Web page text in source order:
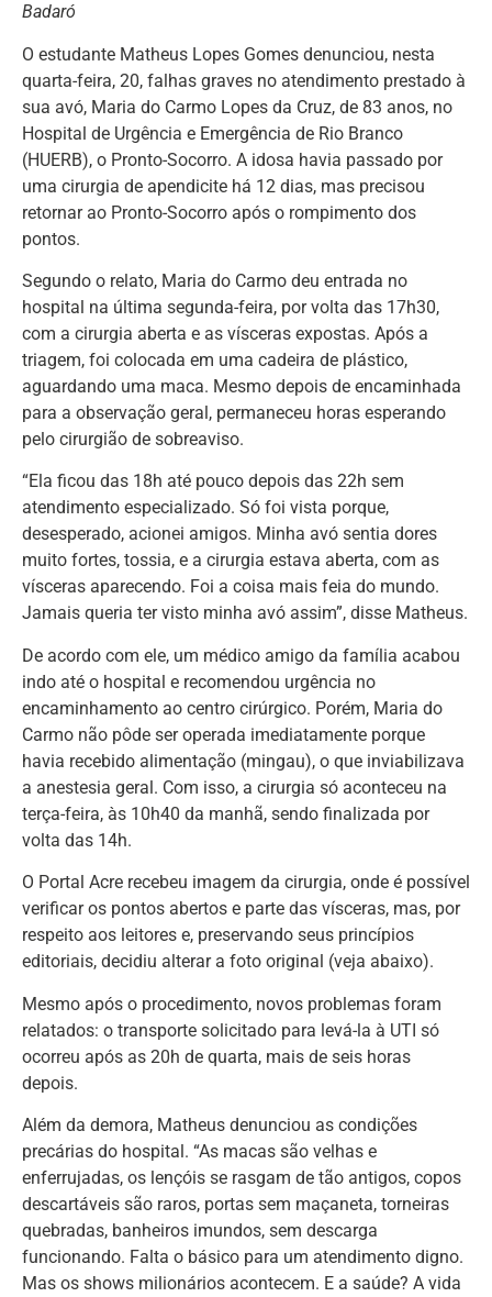
Badaró
O estudante Matheus Lopes Gomes denunciou, nesta
quarta-feira, 20, falhas graves no atendimento prestado à
sua avó, Maria do Carmo Lopes da Cruz, de 83 anos, no
Hospital de Urgência e Emergência de Rio Branco
(HUERB), o Pronto-Socorro. A idosa havia passado por
uma cirurgia de apendicite há 12 dias, mas precisou
retornar ao Pronto-Socorro após o rompimento dos
pontos.
Segundo o relato, Maria do Carmo deu entrada no
hospital na última segunda-feira, por volta das 17h30,
com a cirurgia aberta e as vísceras expostas. Após a
triagem, foi colocada em uma cadeira de plástico,
aguardando uma maca. Mesmo depois de encaminhada
para a observação geral, permaneceu horas esperando
pelo cirurgião de sobreaviso.
“Ela ficou das 18h até pouco depois das 22h sem
atendimento especializado. Só foi vista porque,
desesperado, acionei amigos. Minha avó sentia dores
muito fortes, tossia, e a cirurgia estava aberta, com as
vísceras aparecendo. Foi a coisa mais feia do mundo.
Jamais queria ter visto minha avó assim”, disse Matheus.
De acordo com ele, um médico amigo da família acabou
indo até o hospital e recomendou urgência no
encaminhamento ao centro cirúrgico. Porém, Maria do
Carmo não pôde ser operada imediatamente porque
havia recebido alimentação (mingau), o que inviabilizava
a anestesia geral. Com isso, a cirurgia só aconteceu na
terça-feira, às 10h40 da manhã, sendo finalizada por
volta das 14h.
O Portal Acre recebeu imagem da cirurgia, onde é possível
verificar os pontos abertos e parte das vísceras, mas, por
respeito aos leitores e, preservando seus princípios
editoriais, decidiu alterar a foto original (veja abaixo).
Mesmo após o procedimento, novos problemas foram
relatados: o transporte solicitado para levá-la à UTI só
ocorreu após as 20h de quarta, mais de seis horas
depois.
Além da demora, Matheus denunciou as condições
precárias do hospital. “As macas são velhas e
enferrujadas, os lençóis se rasgam de tão antigos, copos
descartáveis são raros, portas sem maçaneta, torneiras
quebradas, banheiros imundos, sem descarga
funcionando. Falta o básico para um atendimento digno.
Mas os shows milionários acontecem. E a saúde? A vida